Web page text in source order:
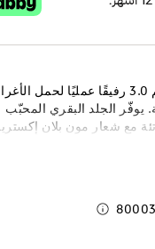
تعد الحقيبة مون بلان إكستريم 3.0 رفيقًا عمليًا لحمل
يوفّر الجلد البقري المحبّب
المعدنية باللون الأسود.